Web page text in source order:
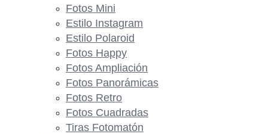
Fotos Mini
Estilo Instagram
Estilo Polaroid
Fotos Happy
Fotos Ampliación
Fotos Panorámicas
Fotos Retro
Fotos Cuadradas
Tiras Fotomatón